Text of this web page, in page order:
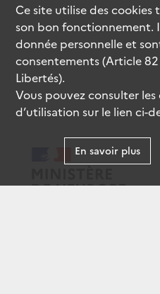
Ce site utilise descookies
son bon fonctionnement.
donnée personnelle et
consentements (Article
Libertés).
Vous pouvez consulter
d’utilisation sur le lien ci-
En savoir plus